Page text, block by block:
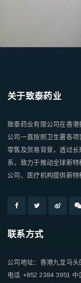
关于致泰药业
致泰药业有限公司在香
公司一直按照卫生署各
零售及贸易背景，透过
系，致力于推动全球新
公司、医疗机构提供新特
联系方式
公司地址：香港九龙马
电话 +852 2384 3951 中